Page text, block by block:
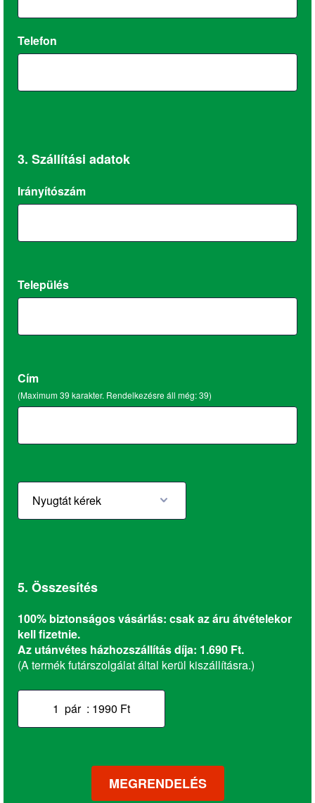
Telefon
3. Szállítási adatok
Irányítószám
Település
Cím
(Maximum 39 karakter. Rendelkezésre áll még:39)
5. Összesítés
100% biztonságos vásárlás: csak az áru átvételekor
kell fizetnie.
Az utánvétes házhozszállítás díja: 1.690 Ft.
(A termék futárszolgálat által kerül kiszállításra.)